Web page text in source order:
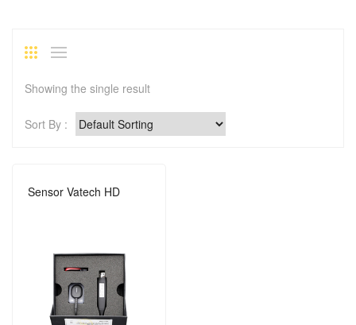
Showing the single result
Sort By :
Sensor Vatech HD